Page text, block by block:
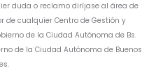
duda o reclamo diríjase al área de
de cualquier Centro de Gestión y
de la Ciudad Autónoma de Bs.
de la Ciudad Autónoma de Buenos